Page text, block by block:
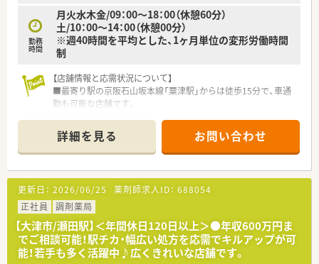
勤務
時間
月火水木金/09：00～18：00（休憩60分）
土/10：00～14：00（休憩00分）
※週40時間を平均とした、1ヶ月単位の変形労働時間
制
【店舗情報と応需状況について】
■最寄り駅の京阪石山坂本線「粟津駅」からは徒歩15分で、車通
勤も可能な店舗です。
知識を習得できます。
■処方箋は1日あたり30枚から40枚程度で、現在4名の薬剤師が
在籍しています。
【法人特徴について】
■滋賀県を中心に30店舗以上を展開し、臨床検査事業を母体と
する安定企業です。
■ライフケア事業との連携も強みで、在宅医療にもスムーズに対
応できる体制があります。
■「社員とその家族が幸せに働けること」を理念とし、働きやす
い環境づくりを推進します。
詳細を見る お問い合わせ
更新日： 2026/06/25 薬剤師求人ID： 688054
正社員
調剤薬局
【大津市/瀬田駅】＜年間休日120日以上＞●年収600万円ま
でご相談可能！駅チカ・幅広い処方を応需でキルアップが可
能！若手も多く活躍中♪広くきれいな店舗です。